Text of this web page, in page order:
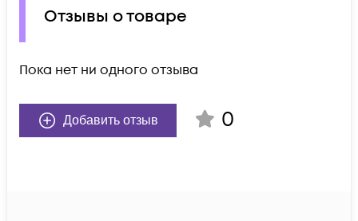
Отзывы о товаре
Пока нет ни одного отзыва
Добавить отзыв 0